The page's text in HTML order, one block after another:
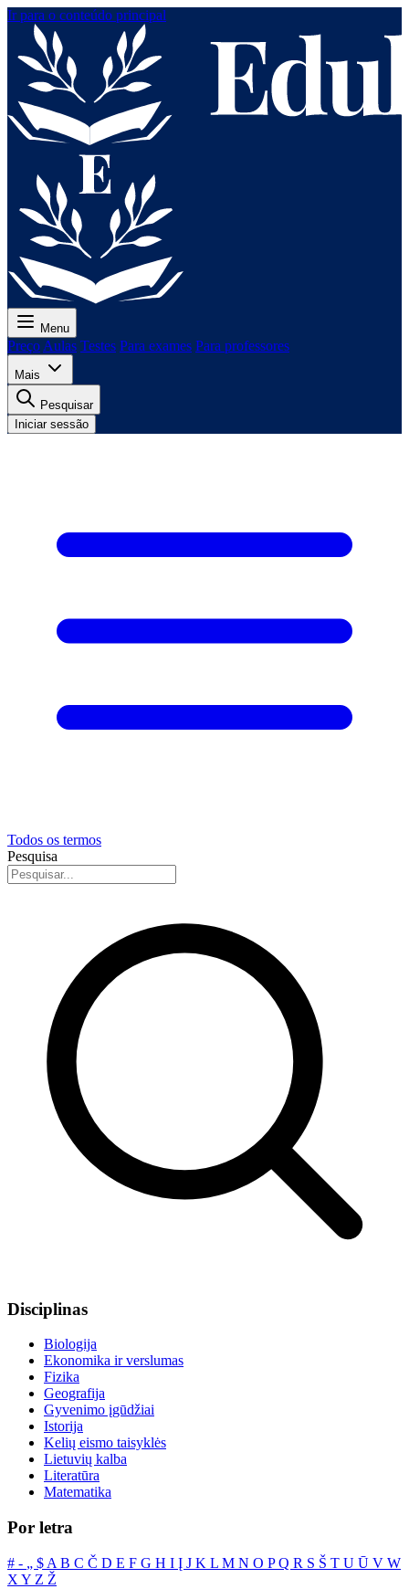
Ir para o conteúdo principal
Menu
Preço Aulas Testes Para exames Para professores
Mais
Pesquisar
Iniciar sessão
Todos os termos
Pesquisa
Disciplinas
Biologija
Ekonomika ir verslumas
Fizika
Geografija
Gyvenimo įgūdžiai
Istorija
Kelių eismo taisyklės
Lietuvių kalba
Literatūra
Matematika
Por letra
# ‐ „ $ A B C Č D E F G H I Į J K L M N O PQ R S Š T U Ū V W
X Y Z Ž